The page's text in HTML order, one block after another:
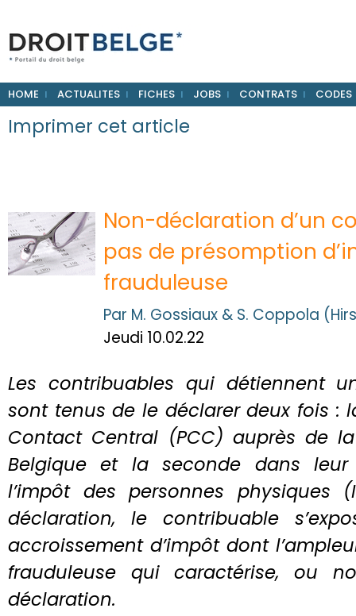
HOME ACTUALITES FICHES JOBS CONTRATS CODES
Imprimer cet article
Non-déclaration d’un
pas de présomption
frauduleuse
Par M. Gossiaux & S. Coppola
Jeudi 10.02.22
Les contribuables qui détiennent
sont tenus de le déclarer deux fois :
Contact Central (PCC) auprès de
Belgique et la seconde dans
l’impôt des personnes physiques
déclaration, le contribuable
accroissement d’impôt dont
frauduleuse qui caractérise, ou
déclaration.